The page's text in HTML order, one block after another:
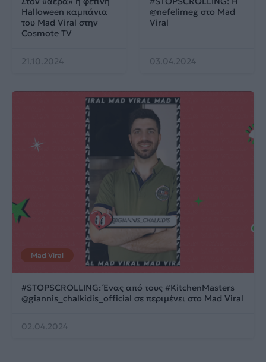
Halloween καμπάνια
του Mad Viral στην
Cosmote TV
21.10.2024
@nefelimeg στο Mad
Viral
03.04.2024
Mad Viral
#STOPSCROLLING: Ένας από τους #KitchenMasters
@giannis_chalkidis_official σε περιμένει στο Mad Viral
02.04.2024